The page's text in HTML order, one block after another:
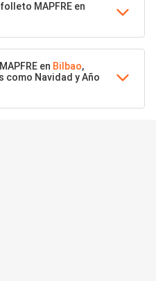
MAPFRE en
en Bilbao,
Navidad y Año